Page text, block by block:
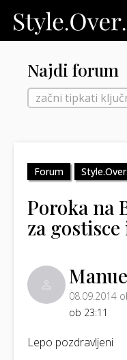
Najdi forum
Forum
Poroka na
za
08.09.2014
ob 23:11
Lepo pozdravljeni